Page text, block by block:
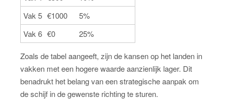
Vak 5 €1000
5%
Vak 6 €0 25%
Zoals de tabel aangeeft, zijn de kansen op het landen in
vakken met een hogere waarde aanzienlijk lager. Dit
benadrukt het belang van een strategische aanpak om
de schijf in de gewenste richting te sturen.